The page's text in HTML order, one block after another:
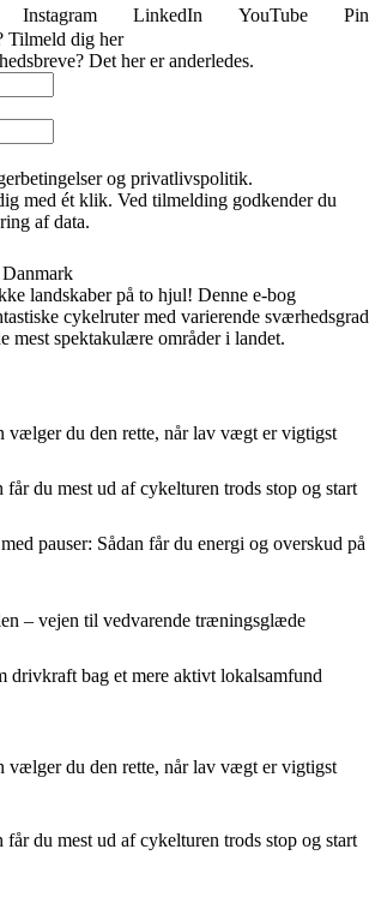
Instagram LinkedIn YouTube
Tilmeld dig her
Det her er anderledes.
og privatlivspolitik.
med ét klik. Ved tilmelding godkender du
af data.
landskaber på to hjul! Denne e-bog
cykelruter med varierende sværhedsgrad
mest spektakulære områder i landet.
vælger du den rette, når lav vægt er vigtigst
du mest ud af cykelturen trods stop og start
pauser: Sådan får du energi og overskud på
– vejen til vedvarende træningsglæde
drivkraft bag et mere aktivt lokalsamfund
vælger du den rette, når lav vægt er vigtigst
du mest ud af cykelturen trods stop og start